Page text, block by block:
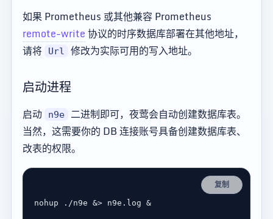
如果 Prometheus 或其他兼容 Prometheus
remote-write协议的时序数据库部署在其他地址，
请将
Url 修改为实际可用的写入地址。
启动进程
启动 n9e
二进制即可，夜莺会自动创建数据库表。
当然，这需要你的 DB 连接账号具备创建数据库表、
改表的权限。
复制